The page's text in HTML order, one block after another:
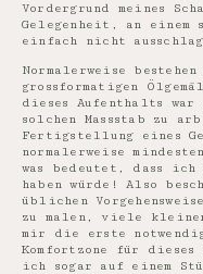
Vordergrund meines
Gelegenheit, an einem
einfach nicht
Normalerweise
grossformatigen
dieses Aufenthalts
solchen Massstab zu
Fertigstellung eines
normalerweise
was bedeutet, dass
haben würde! Also
üblichen
zu malen, viele
mir die erste
Komfortzone für dieses
ich sogar auf einem